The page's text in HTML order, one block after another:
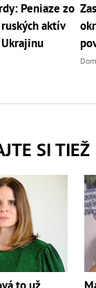
Peniaze zo
aktív
SI TIEŽ